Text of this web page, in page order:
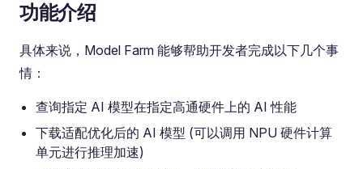
功能介绍
具体来说，Model Farm 能够帮助开发者完成以下几个事
情：
查询指定 AI 模型在指定高通硬件上的 AI 性能
下载适配优化后的 AI 模型 (可以调用 NPU 硬件计算
单元进行推理加速)